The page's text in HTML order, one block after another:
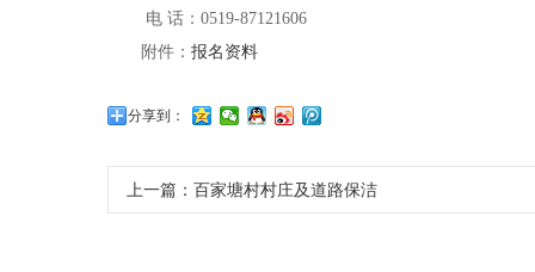
电 话：0519-87121606
附件： 报名资料
分享到：
上一篇： 百家塘村村庄及道路保洁